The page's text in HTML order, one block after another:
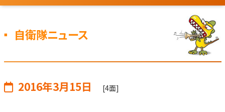
自衛隊ニュース
2016年3月15日 [4面]